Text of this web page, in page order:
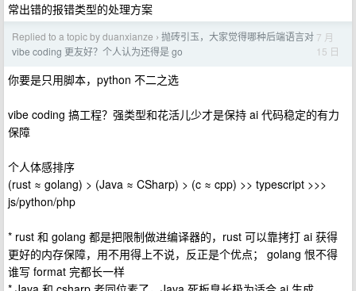
常出错的报错类型的处理方案
Replied to a topic by duanxianze › 抛砖引玉，大家觉得哪种后端语言对
vibe coding 更友好？个人认为还得是 go
7 月
15 日
你要是只用脚本，python 不二之选
vibe coding 搞工程？强类型和花活儿少才是保持 ai 代码稳定的有力
保障
个人体感排序
(rust ≈ golang) > (Java ≈ CSharp) > (c ≈ cpp) >> typescript >>>
js/python/php
* rust 和 golang 都是把限制做进编译器的，rust 可以靠拷打 ai 获得
更好的内存保障，用不用得上不说，反正是个优点； golang 恨不得
谁写 format 完都长一样